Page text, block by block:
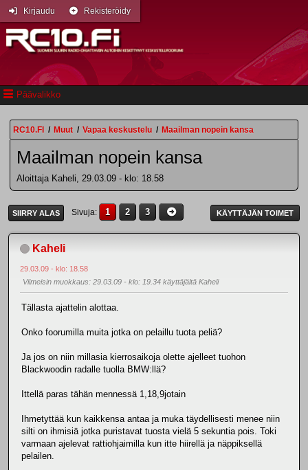
Päävalikko
Kirjaudu Rekisteröidy
RC10.FI / Muut / Vapaa keskustelu / Maailman nopein kansa
Maailman nopein kansa
Aloittaja Kaheli, 29.03.09 - klo: 18.58
SIIRRY ALAS Sivuja 1 2 3 KÄYTTÄJÄN TOIMET
Kaheli
29.03.09 - klo: 18.58
Viimeisin muokkaus: 29.03.09 - klo: 19.34 käyttäjältä Kaheli
Tällasta ajattelin alottaa.
Onko foorumilla muita jotka on pelaillu tuota peliä?
Ja jos on niin millasia kierrosaikoja olette ajelleet tuohon
Blackwoodin radalle tuolla BMW:llä?
Ittellä paras tähän mennessä 1,18,9jotain
Ihmetyttää kun kaikkensa antaa ja muka täydellisesti menee niin
silti on ihmisiä jotka puristavat tuosta vielä 5 sekuntia pois. Toki
varmaan ajelevat rattiohjaimilla kun itte hiirellä ja näppiksellä
pelailen.